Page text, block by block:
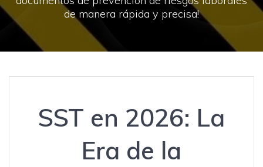
de manera rápida y precisa!
SST en 2026: La
Era de la